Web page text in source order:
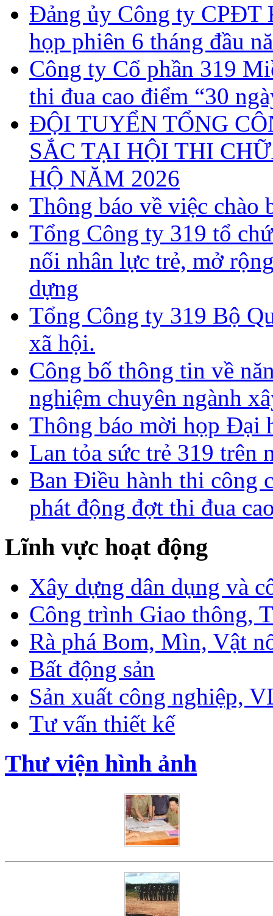
Đảng ủy Công ty CPĐT
họp phiên 6 tháng đầu
Công ty Cổ phần 319
thi đua cao điểm “30
ĐỘI TUYỂN TỔNG
SẮC TẠI HỘI THI
HỘ NĂM 2026
Thông báo về việc chào
Tổng Công ty 319 tổ
nối nhân lực trẻ, mở
dựng
Tổng Công ty 319 Bộ
xã hội.
Công bố thông tin về
nghiệm chuyên ngành
Thông báo mời họp Đại
Lan tỏa sức trẻ 319
Ban Điều hành thi công
phát động đợt thi đua
Lĩnh vực hoạt động
Xây dựng dân dụng và
Công trình Giao thông,
Rà phá Bom, Mìn, Vật
Bất động sản
Sản xuất công nghiệp,
Tư vấn thiết kế
Thư viện hình ảnh